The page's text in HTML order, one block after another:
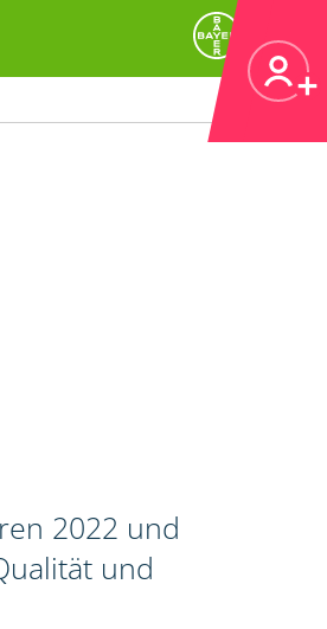
2022 und
und